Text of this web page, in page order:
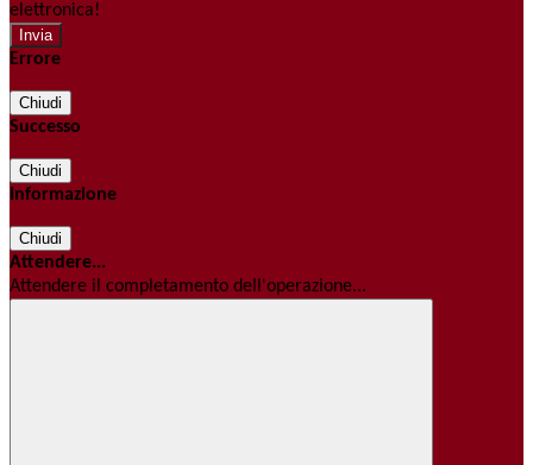
elettronica!
Errore
Chiudi
Successo
Chiudi
Informazione
Chiudi
Attendere...
Attendere il completamento dell'operazione...